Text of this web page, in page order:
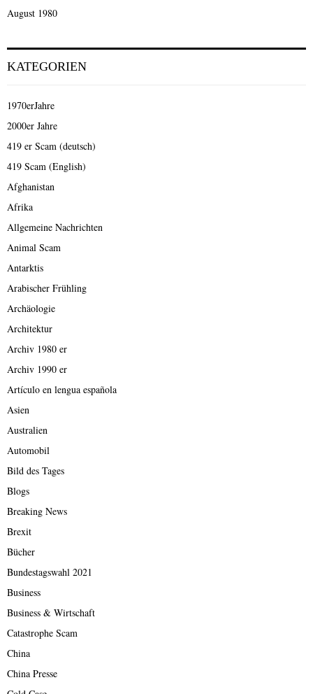
August 1980
KATEGORIEN
1970erJahre
2000er Jahre
419 er Scam (deutsch)
419 Scam (English)
Afghanistan
Afrika
Allgemeine Nachrichten
Animal Scam
Antarktis
Arabischer Frühling
Archäologie
Architektur
Archiv 1980 er
Archiv 1990 er
Artículo en lengua española
Asien
Australien
Automobil
Bild des Tages
Blogs
Breaking News
Brexit
Bücher
Bundestagswahl 2021
Business
Business & Wirtschaft
Catastrophe Scam
China
China Presse